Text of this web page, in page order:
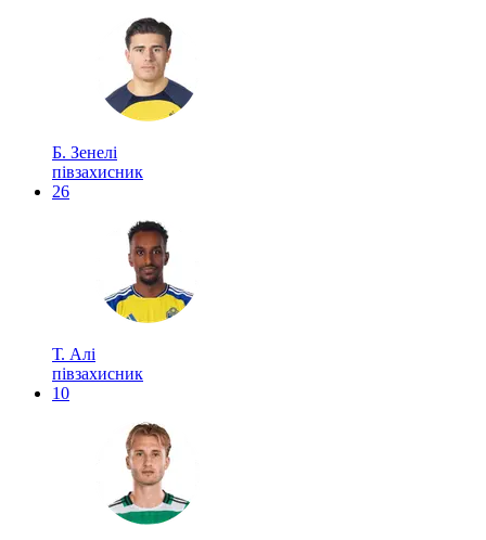
Б. Зенелі
півзахисник
26
Т. Алі
півзахисник
10